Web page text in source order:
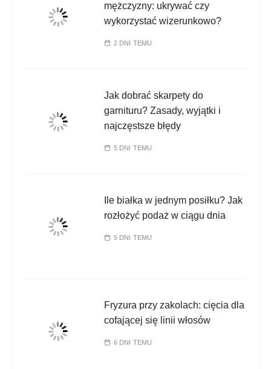
mężczyzny: ukrywać czy
wykorzystać wizerunkowo?
2 DNI TEMU
Jak dobrać skarpety do
garnituru? Zasady, wyjątki i
najczęstsze błędy
5 DNI TEMU
Ile białka w jednym posiłku? Jak
rozłożyć podaż w ciągu dnia
5 DNI TEMU
Fryzura przy zakolach: cięcia dla
cofającej się linii włosów
6 DNI TEMU